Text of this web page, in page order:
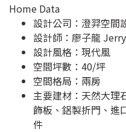
Home Data
設計公司： 澄羿空間
設計師：廖子龍 Jerry
設計風格：現代風
空間坪數：40/坪
空間格局：兩房
主要建材：天然大理
飾板、鋁製折門、進
件